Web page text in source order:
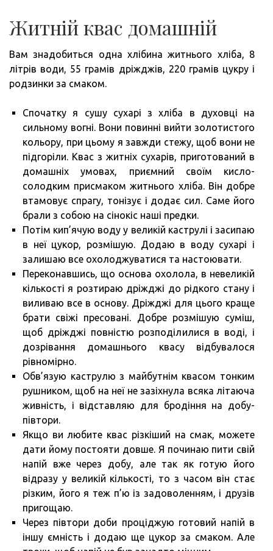
Житній квас домашній
Вам знадобиться одна хлібина житнього хліба, 8
літрів води, 55 грамів дріжджів, 220 грамів цукру і
родзинки за смаком.
Спочатку я сушу сухарі з хліба в духовці на
сильному вогні. Вони повинні вийти золотистого
кольору, при цьому я завжди стежу, щоб вони не
підгоріли. Квас з житніх сухарів, приготований в
домашніх умовах, приємний своїм кисло-
солодким присмаком житнього хліба. Він добре
втамовує спрагу, тонізує і додає сил. Саме його
брали з собою на сінокіс наші предки.
Потім кип’ячую воду у великій каструлі і засипаю
в неї цукор, розмішую. Додаю в воду сухарі і
залишаю все охолоджуватися та настоювати.
Переконавшись, що основа охолола, в невеликій
кількості я розтираю дріжджі до рідкого стану і
виливаю все в основу. Дріжджі для цього краще
брати свіжі пресовані. Добре розмішую суміш,
щоб дріжджі повністю розподілилися в воді, і
дозрівання домашнього квасу відбувалося
рівномірно.
Обв’язую каструлю з майбутнім квасом тонким
рушником, щоб на неї не зазіхнула всяка літаюча
живність, і відставляю для бродіння на добу-
півтори.
Якщо ви любите квас різкіший на смак, можете
дати йому постояти довше. Я починаю пити свій
напій вже через добу, але так як готую його
відразу у великій кількості, то з часом він стає
різким, його я теж п’ю із задоволенням, і друзів
пригощаю.
Через півтори доби проціджую готовий напій в
іншу ємність і додаю ще цукор за смаком. Але